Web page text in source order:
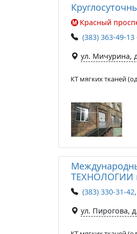
Красный
(383) 363-49-13
ул. Мичурина,
КТ мягких тканей
ТЕХНОЛОГИИ
(383) 330-31-
ул. Пирогова,